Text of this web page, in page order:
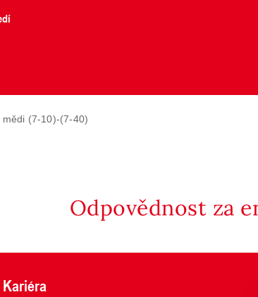
(7-10)-(7-40)
Odpovědnost za
Kariéra